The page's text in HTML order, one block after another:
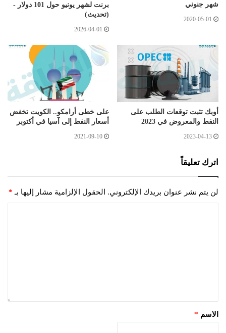
شهر جنوني
2020-05-01
برنت لشهر يونيو حول 101 دولار -
(تحديث)
2026-04-01
أوبك تثبت توقعات الطلب على
النفط والمعروض في 2023
2023-04-13
على خطى أرامكو.. الكويت تخفض
أسعار النفط إلى آسيا في أكتوبر
2021-09-10
اترك تعليقاً
لن يتم نشر عنوان بريدك الإلكتروني. الحقول الإلزامية مشار إليها بـ *
الاسم *